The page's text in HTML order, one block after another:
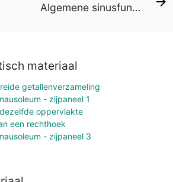
Algemene sinusfunctie
materiaal
getallenverzameling
- zijpaneel 1
oppervlakte
een rechthoek
- zijpaneel 3